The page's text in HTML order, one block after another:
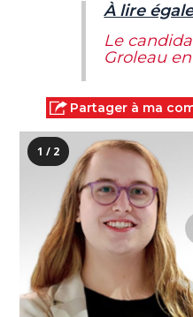
À lire
Le
Groleau
Partager à ma
1 / 2